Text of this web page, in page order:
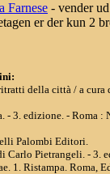
Farnese - vender
er der kun 2
della città / a
- 3. edizione. - Roma
Palombi Editori.
Carlo Pietrangeli. - 3.
1. Ristampa. Roma,